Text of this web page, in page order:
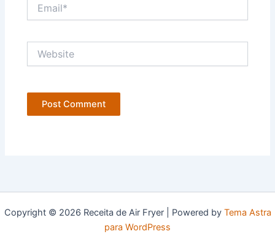
Copyright © 2026 Receita de Air Fryer | Powered by Tema Astra
para WordPress